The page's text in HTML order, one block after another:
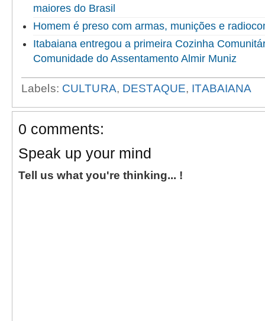
maiores do Brasil
Homem é preso com armas, munições e
Itabaiana entregou a primeira Cozinha
Comunidade do Assentamento Almir Muniz
Labels: CULTURA, DESTAQUE, ITABAIANA
0 comments:
Speak up your mind
Tell us what you're thinking... !